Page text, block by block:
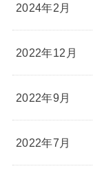
2024年2月
2022年12月
2022年9月
2022年7月